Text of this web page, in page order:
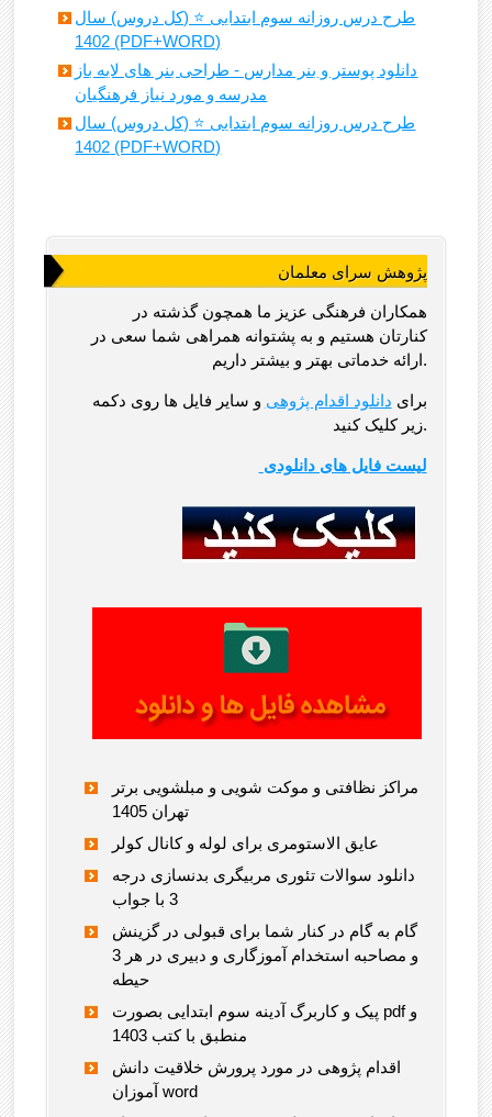
طرح درس روزانه سوم ابتدایی ⭐️ (کل دروس) سال
1402 (PDF+WORD)
دانلود پوستر و بنر مدارس - طراحی بنر های لایه باز
مدرسه و مورد نیاز فرهنگیان
طرح درس روزانه سوم ابتدایی ⭐️ (کل دروس) سال
1402 (PDF+WORD)
پژوهش سرای معلمان
همکاران فرهنگی عزیز ما همچون گذشته در
کنارتان هستیم و به پشتوانه همراهی شما سعی در
ارائه خدماتی بهتر و بیشتر داریم.
برای دانلود اقدام پژوهی و سایر فایل ها روی دکمه
زیر کلیک کنید.
لیست فایل های دانلودی
مراکز نظافتی و موکت شویی و مبلشویی برتر
تهران 1405
عایق الاستومری برای لوله و کانال کولر
دانلود سوالات تئوری مربیگری بدنسازی درجه
3 با جواب
گام به گام در کنار شما برای قبولی در گزینش
و مصاحبه استخدام آموزگاری و دبیری در هر 3
حیطه
پیک و کاربرگ آدینه سوم ابتدایی بصورت pdf و
منطبق با کتب 1403
اقدام پژوهی در مورد پرورش خلاقیت دانش
آموزان word